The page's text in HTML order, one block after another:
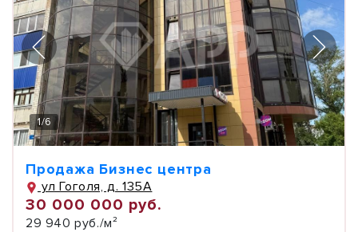
1/6
Продажа Бизнес центра
ул Гоголя, д. 135А
30 000 000 руб.
29 940 руб./м²